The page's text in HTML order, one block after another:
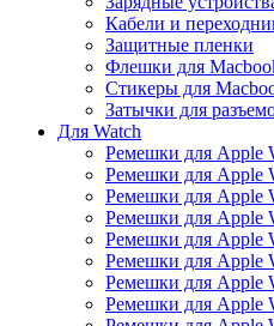
Кабели и
Защитные пленки
Флешки для
Стикеры для
Затычки для
Для Watch
Ремешки для Apple
Ремешки для Apple
Ремешки для Apple
Ремешки для Apple
Ремешки для Apple
Ремешки для Apple
Ремешки для Apple
Ремешки для Apple